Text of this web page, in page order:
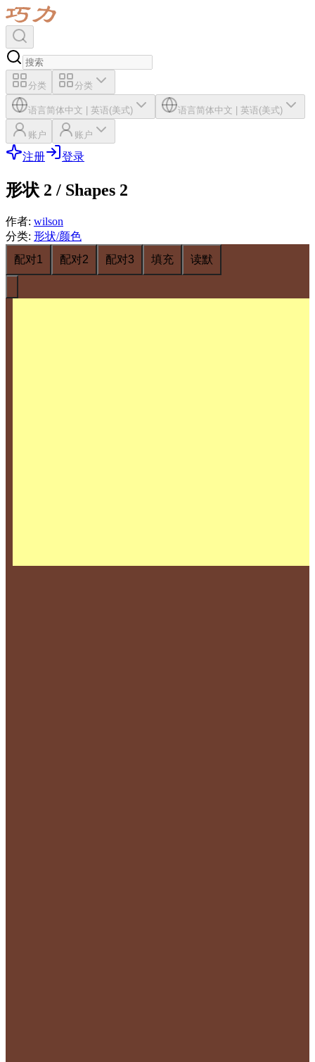
分类 分类
语言简体中文 | 英语(美式) 语言简体中文 | 英语(美式)
账户 账户
注册 登录
形状 2 / Shapes 2
作者: wilson
分类: 形状/颜色
配对1
配对2 配对3 填充 读默